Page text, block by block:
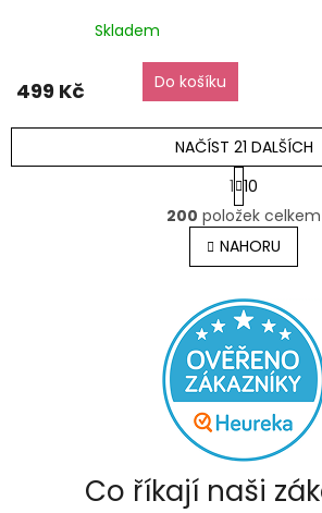
elegantnídárkové balení
zdarma
Skladem
499 Kč Do košíku
O
v
l
á
a
c
í
p
r
v
k
y
v
ý
NAČÍST 21 DALŠÍCH
S
t
r
á
n
k
v
á
n
í
1 10
200 položek celkem
NAHORU
Co říkají naši